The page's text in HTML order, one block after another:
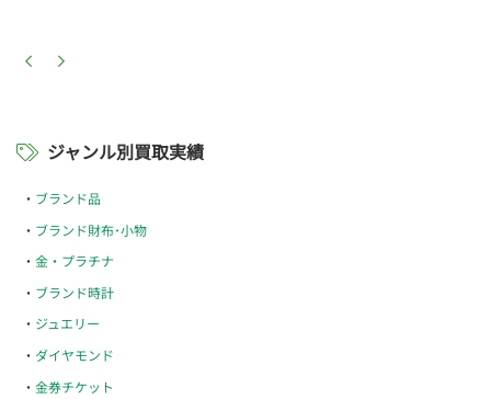
ジャンル別買取実績
ブランド品
ブランド財布･小物
金・プラチナ
ブランド時計
ジュエリー
ダイヤモンド
金券チケット